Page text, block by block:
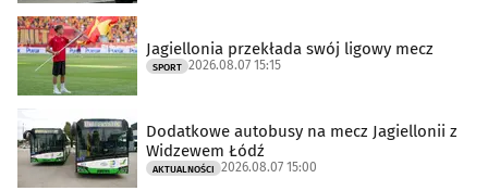
Jagiellonia przekłada swój ligowy mecz
SPORT 2026.08.07 15:15
Dodatkowe autobusy na mecz Jagiellonii z
Widzewem Łódź
AKTUALNOŚCI 2026.08.07 15:00